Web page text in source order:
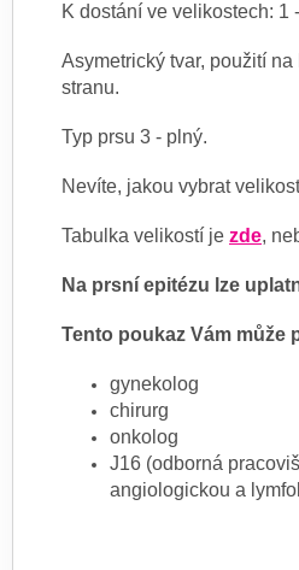
K dostání ve velikostech: 1
Asymetrický tvar, použití
stranu.
Typ prsu 3 - plný.
Nevíte, jakou vybrat
Tabulka velikostí je zde,
Na prsní epitézu lze
Tento poukaz Vám může
gynekolog
chirurg
onkolog
J16 (odborná
angiologickou a